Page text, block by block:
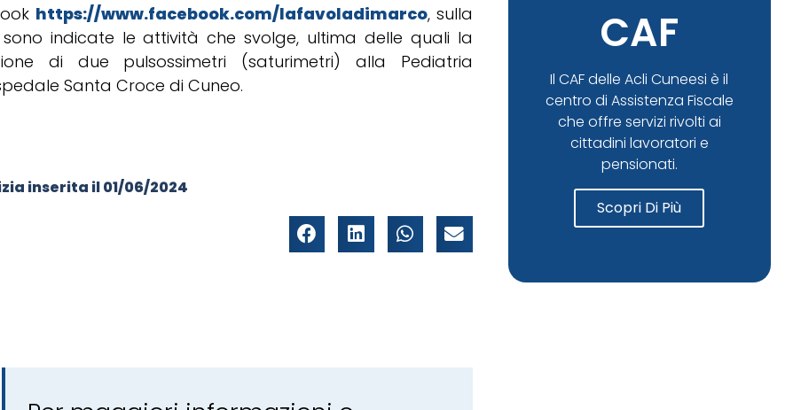
https://www.facebook.com/lafavoladimarco, sulla
indicate le attività che svolge, ultima delle quali la
di due pulsossimetri (saturimetri) alla Pediatria
Santa Croce di Cuneo.
inserita il01/06/2024
CAF
Il CAF delle Acli Cuneesi è il
centro di Assistenza Fiscale
che offre servizi rivolti ai
cittadini lavoratori e
pensionati.
Scopri Di Più